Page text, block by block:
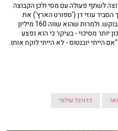
לשתף פעולה עם מסי ולכן הקבוצה
הסביר עוזי דן ('ספורט הארץ') את
המעבר הצפוי, אולי, של השחקן המבוקש. ולמרות שהוא שווה 160 מיליון
יותר מסיכוי - בעיקר כי הוא נפצע
הייתי יובנטוס - לא הייתי לוקח אותו.
כדורגל עולמי